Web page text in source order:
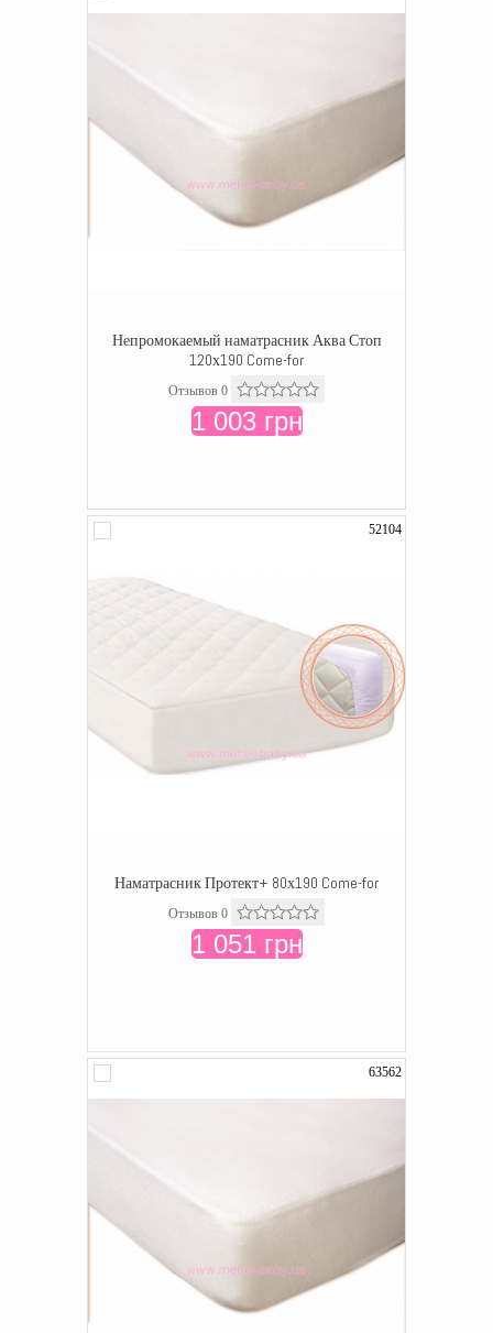
Непромокаемый наматрасник Аква Стоп
120х190 Come-for
Отзывов 0
1 003 грн
52104
Наматрасник Протект+ 80х190 Come-for
Отзывов 0
1 051 грн
63562